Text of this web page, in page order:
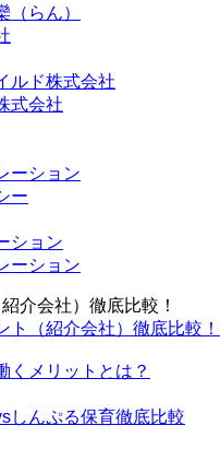
らん）
ルド株式会社
式会社
ーション
ー
ション
ーション
介会社）徹底比較！
（紹介会社）徹底比較！
くメリットとは？
しんぷる保育徹底比較